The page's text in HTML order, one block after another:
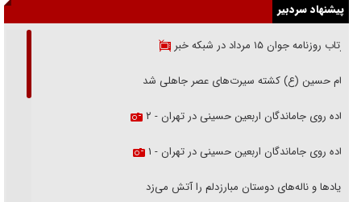
پیشنهاد سردبیر
بازتاب روزنامه جوان ۱۵ مرداد در شبکه خبر
امام حسین (ع) کشته سیرت‌های عصر جاهلی شد
پیاده روی جاماندگان اربعین حسینی در تهران - ۲
پیاده روی جاماندگان اربعین حسینی در تهران - ۱
فریاد‌ها و ناله‌های دوستان مبارزدلم را آتش می‌زد